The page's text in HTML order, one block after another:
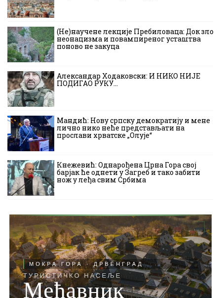
(Не)научене лекције Пребиловаца: Док зло
неонацизма и повампиреног усташтва
поново не закуца
Александар Ходаковски: И НИКО НИЈЕ
ПОДИГАО РУКУ…
Мандић: Нову српску демократију и мене
лично нико неће представљати на
прослави хрватске „Олује“
Кнежевић: Однарођена Црна Гора свој
барјак ће однети у Загреб и тако забити
нож у леђа свим Србима